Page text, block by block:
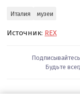
Италия музеи
Источник: REX
Будьте